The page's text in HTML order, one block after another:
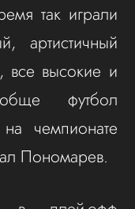
так играли
артистичный
все высокие и
футбол
чемпионате
Пономарев.